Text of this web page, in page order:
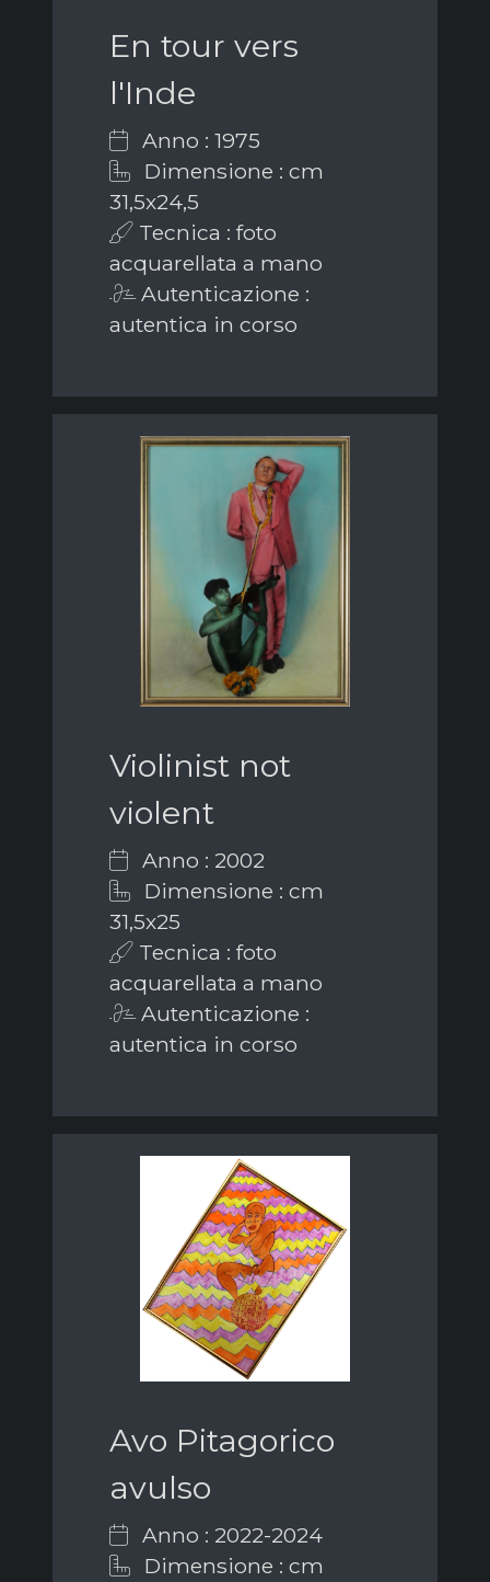
En tour vers
l'Inde
Anno : 1975
Dimensione : cm
31,5x24,5
Tecnica : foto
acquarellata a mano
Autenticazione :
autentica in corso
Violinist not
violent
Anno : 2002
Dimensione : cm
31,5x25
Tecnica : foto
acquarellata a mano
Autenticazione :
autentica in corso
Avo Pitagorico
avulso
Anno : 2022-2024
Dimensione : cm